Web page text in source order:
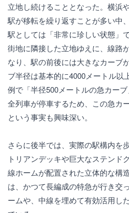
立地し続けることとなった。横浜
駅が移転を繰り返すことが多い中
駅としては「非常に珍しい状態」
街地に隣接した立地ゆえに、線路
なり、駅の前後には大きなカーブ
ブ半径は基本的に4000メートル以
例で「半径500メートルの急カーブ
全列車が停車するため、この急カ
という事実も興味深い。
さらに後半では、実際の駅構内を
トリアンデッキや巨大なステンド
線ホームが配置された立体的な構
は、かつて長編成の特急が行き交
ームや、中線を埋めて有効活用し